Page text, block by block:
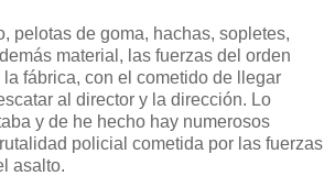
pelotas de goma, hachas, sopletes,
material, las fuerzas del orden
fábrica, con el cometido de llegar
al director y la dirección. Lo
y de he hecho hay numerosos
policial cometida por las fuerzas
asalto.